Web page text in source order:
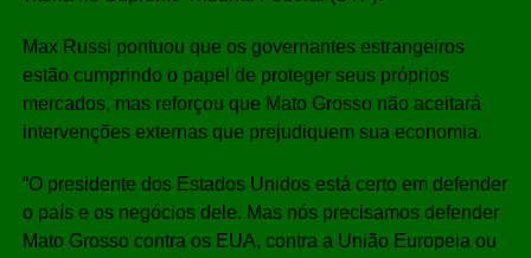
Max Russi pontuou que os governantes estrangeiros
estão cumprindo o papel de proteger seus próprios
mercados, mas reforçou que Mato Grosso não aceitará
intervenções externas que prejudiquem sua economia.
“O presidente dos Estados Unidos está certo em defender
o país e os negócios dele. Mas nós precisamos defender
Mato Grosso contra os EUA, contra a União Europeia ou